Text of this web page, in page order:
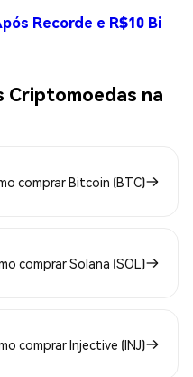
Recorde e R$10 Bi
Criptomoedas na
comprar Bitcoin (BTC)
comprar Solana (SOL)
comprar Injective (INJ)